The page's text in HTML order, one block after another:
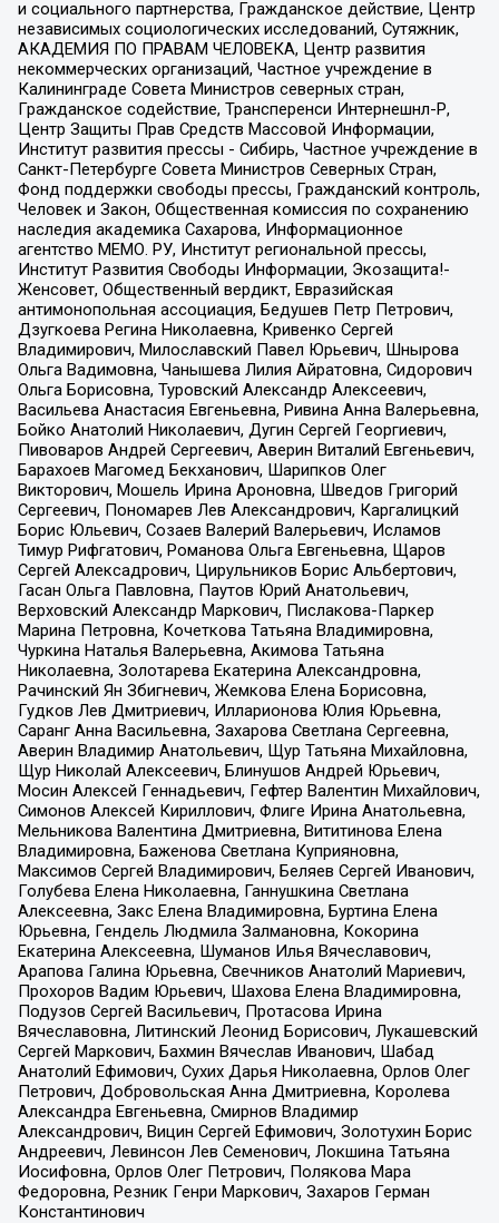
и социального партнерства, Гражданское действие, Центр
независимых социологических исследований, Сутяжник,
АКАДЕМИЯ ПО ПРАВАМ ЧЕЛОВЕКА, Центр развития
некоммерческих организаций, Частное учреждение в
Калининграде Совета Министров северных стран,
Гражданское содействие, Трансперенси Интернешнл-Р,
Центр Защиты Прав Средств Массовой Информации,
Институт развития прессы - Сибирь, Частное учреждение в
Санкт-Петербурге Совета Министров Северных Стран,
Фонд поддержки свободы прессы, Гражданский контроль,
Человек и Закон, Общественная комиссия по сохранению
наследия академика Сахарова, Информационное
агентство МЕМО. РУ, Институт региональной прессы,
Институт Развития Свободы Информации, Экозащита!-
Женсовет, Общественный вердикт, Евразийская
антимонопольная ассоциация, Бедушев Петр Петрович,
Дзугкоева Регина Николаевна, Кривенко Сергей
Владимирович, Милославский Павел Юрьевич, Шнырова
Ольга Вадимовна, Чанышева Лилия Айратовна, Сидорович
Ольга Борисовна, Туровский Александр Алексеевич,
Васильева Анастасия Евгеньевна, Ривина Анна Валерьевна,
Бойко Анатолий Николаевич, Дугин Сергей Георгиевич,
Пивоваров Андрей Сергеевич, Аверин Виталий Евгеньевич,
Барахоев Магомед Бекханович, Шарипков Олег
Викторович, Мошель Ирина Ароновна, Шведов Григорий
Сергеевич, Пономарев Лев Александрович, Каргалицкий
Борис Юльевич, Созаев Валерий Валерьевич, Исламов
Тимур Рифгатович, Романова Ольга Евгеньевна, Щаров
Сергей Алексадрович, Цирульников Борис Альбертович,
Гасан Ольга Павловна, Паутов Юрий Анатольевич,
Верховский Александр Маркович, Пислакова-Паркер
Марина Петровна, Кочеткова Татьяна Владимировна,
Чуркина Наталья Валерьевна, Акимова Татьяна
Николаевна, Золотарева Екатерина Александровна,
Рачинский Ян Збигневич, Жемкова Елена Борисовна,
Гудков Лев Дмитриевич, Илларионова Юлия Юрьевна,
Саранг Анна Васильевна, Захарова Светлана Сергеевна,
Аверин Владимир Анатольевич, Щур Татьяна Михайловна,
Щур Николай Алексеевич, Блинушов Андрей Юрьевич,
Мосин Алексей Геннадьевич, Гефтер Валентин Михайлович,
Симонов Алексей Кириллович, Флиге Ирина Анатольевна,
Мельникова Валентина Дмитриевна, Вититинова Елена
Владимировна, Баженова Светлана Куприяновна,
Максимов Сергей Владимирович, Беляев Сергей Иванович,
Голубева Елена Николаевна, Ганнушкина Светлана
Алексеевна, Закс Елена Владимировна, Буртина Елена
Юрьевна, Гендель Людмила Залмановна, Кокорина
Екатерина Алексеевна, Шуманов Илья Вячеславович,
Арапова Галина Юрьевна, Свечников Анатолий Мариевич,
Прохоров Вадим Юрьевич, Шахова Елена Владимировна,
Подузов Сергей Васильевич, Протасова Ирина
Вячеславовна, Литинский Леонид Борисович, Лукашевский
Сергей Маркович, Бахмин Вячеслав Иванович, Шабад
Анатолий Ефимович, Сухих Дарья Николаевна, Орлов Олег
Петрович, Добровольская Анна Дмитриевна, Королева
Александра Евгеньевна, Смирнов Владимир
Александрович, Вицин Сергей Ефимович, Золотухин Борис
Андреевич, Левинсон Лев Семенович, Локшина Татьяна
Иосифовна, Орлов Олег Петрович, Полякова Мара
Федоровна, Резник Генри Маркович, Захаров Герман
Константинович